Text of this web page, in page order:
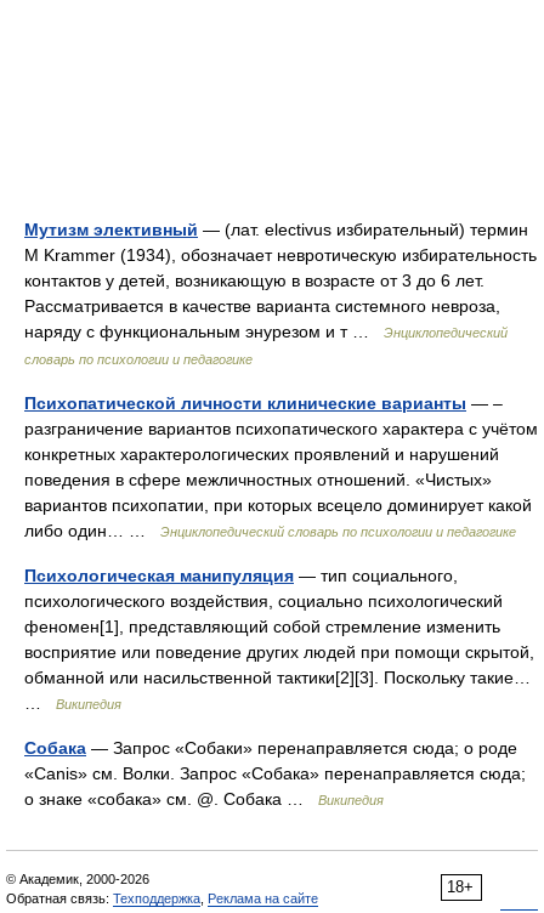
Мутизм элективный — (лат. electivus избирательный) термин
M Krammer (1934), обозначает невротическую избирательность
контактов у детей, возникающую в возрасте от 3 до 6 лет.
Рассматривается в качестве варианта системного невроза,
наряду с функциональным энурезом и т …
Энциклопедический
словарь по психологии и педагогике
Психопатической личности клинические варианты — –
разграничение вариантов психопатического характера с учётом
конкретных характерологических проявлений и нарушений
поведения в сфере межличностных отношений. «Чистых»
вариантов психопатии, при которых всецело доминирует какой
либо один… …
Энциклопедический словарь по психологии и педагогике
Психологическая манипуляция — тип социального,
психологического воздействия, социально психологический
феномен[1], представляющий собой стремление изменить
восприятие или поведение других людей при помощи скрытой,
обманной или насильственной тактики[2][3]. Поскольку такие…
Википедия
Собака — Запрос «Собаки» перенаправляется сюда; о роде
«Canis» см. Волки. Запрос «Собака» перенаправляется сюда;
о знаке «собака» см. @. Собака …
Википедия
18+
© Академик, 2000-2026
Обратная связь: Техподдержка Реклама на сайте